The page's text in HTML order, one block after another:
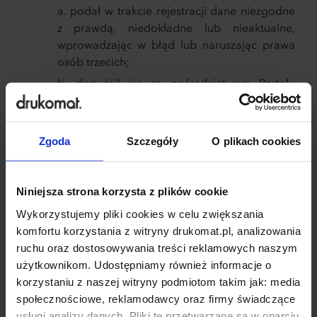
Zgoda Szczegóły O plikach cookies
Niniejsza strona korzysta z plików cookie
Wykorzystujemy pliki cookies w celu zwiększania
komfortu korzystania z witryny drukomat.pl, analizowania
ruchu oraz dostosowywania treści reklamowych naszym
użytkownikom. Udostępniamy również informacje o
korzystaniu z naszej witryny podmiotom takim jak: media
społecznościowe, reklamodawcy oraz firmy świadczące
podał w trakcie rejestracji dane niezgodne
z prawdą, niedokładne lub nieaktualne,
wprowadzając w błąd lub naruszając prawa
osób trzecich;
dopuścił się za pośrednictwem Portalu
naruszenia dóbr osobistych osób trzecich;
dopuścił się innych zachowań, niezgodnych
z obowiązującymi przepisami prawa lub
niezgodnie z przeznaczeniem.
Klient, który został pozbawiony prawa do
korzystania z Portalu, nie może dokonać
powtórnej rejestracji bez uprzedniej zgody
Drukarni.
W przypadku Klientów niebędących
Konsumentami Drukarnia może wypowiedzieć